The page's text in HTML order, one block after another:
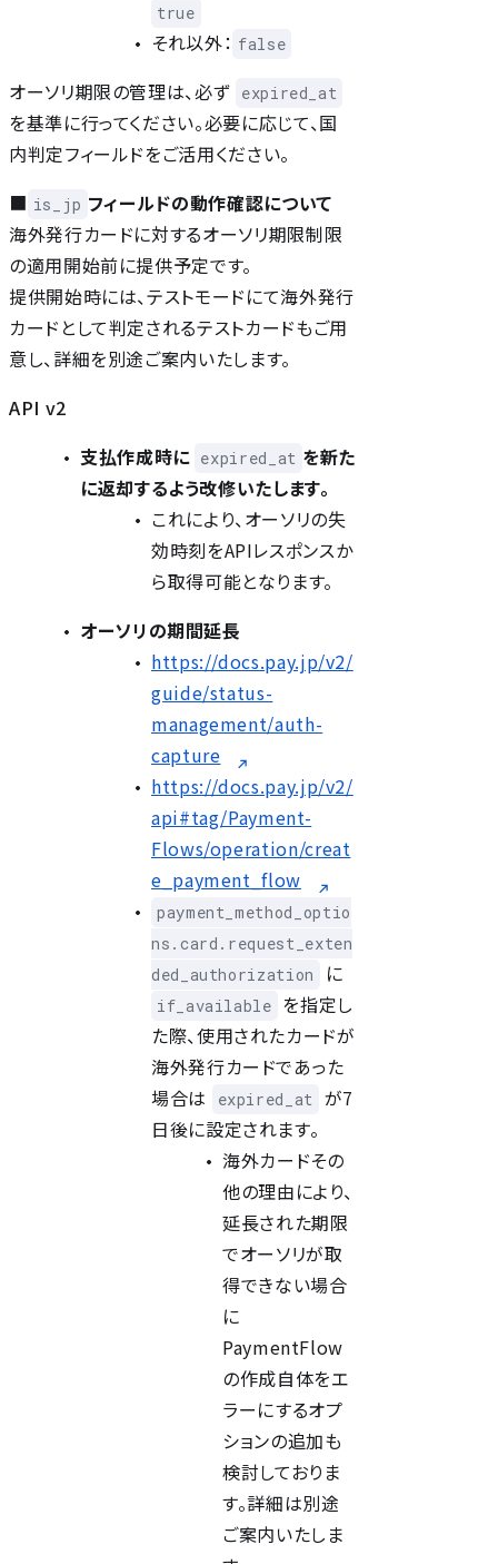
true
それ以外： false
オーソリ期限の管理は、必ず expired_at
を基準に行ってください。必要に応じて、国
内判定フィールドをご活用ください。
■ is_jp フィールドの動作確認について
海外発行カードに対するオーソリ期限制限
の適用開始前に提供予定です。
提供開始時には、テストモードにて海外発行
カードとして判定されるテストカードもご用
意し、詳細を別途ご案内いたします。
API v2
支払作成時に expired_at を新た
に返却するよう改修いたします。
これにより、オーソリの失
効時刻をAPIレスポンスか
ら取得可能となります。
オーソリの期間延長
https://docs.pay.jp/v2/
guide/status-
management/auth-
capture
https://docs.pay.jp/v2/
api#tag/Payment-
Flows/operation/creat
e_payment_flow
payment_method_optio
ns.card.request_exten
ded_authorization
に
if_available を指定し
た際、使用されたカードが
海外発行カードであった
場合は
expired_at
が7
日後に設定されます。
海外カードその
他の理由により、
延長された期限
でオーソリが取
得できない場合
に
PaymentFlow
の作成自体をエ
ラーにするオプ
ションの追加も
検討しておりま
す。詳細は別途
ご案内いたしま